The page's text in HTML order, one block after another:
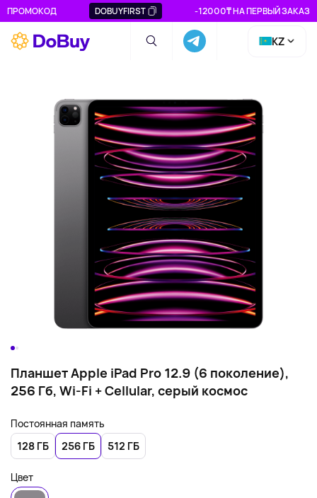
ПРОМОКОД DOBUYFIRST -12000₸ НА ПЕРВЫЙ ЗАКАЗ
KZ
Планшет Apple iPad Pro 12.9 (6 поколение),
256 Гб, Wi-Fi + Cellular, серый космос
Постоянная память
128 ГБ
256 ГБ 512 ГБ
Цвет